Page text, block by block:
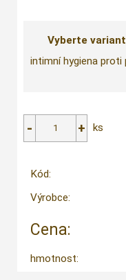
Vyberte
intimní hygiena proti
ks
Kód:
Výrobce:
Cena:
hmotnost: